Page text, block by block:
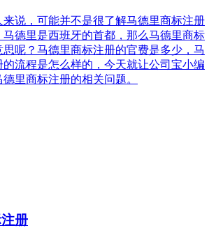
来说，可能并不是很了解马德里商标注册
马德里是西班牙的首都，那么马德里商标
呢？马德里商标注册的官费是多少，马
流程是怎么样的，今天就让公司宝小编
里商标注册的相关问题。
册